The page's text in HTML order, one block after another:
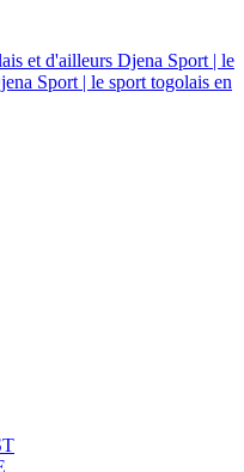
Djena Sport | le
Sport | le sport togolais en